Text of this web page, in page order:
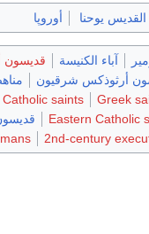
القديس يوحنا أوروپا
آباء الكنيسة قديسون
أرثوذكس شرقيون
Greek
saints
Eastern Catholic
2nd-century